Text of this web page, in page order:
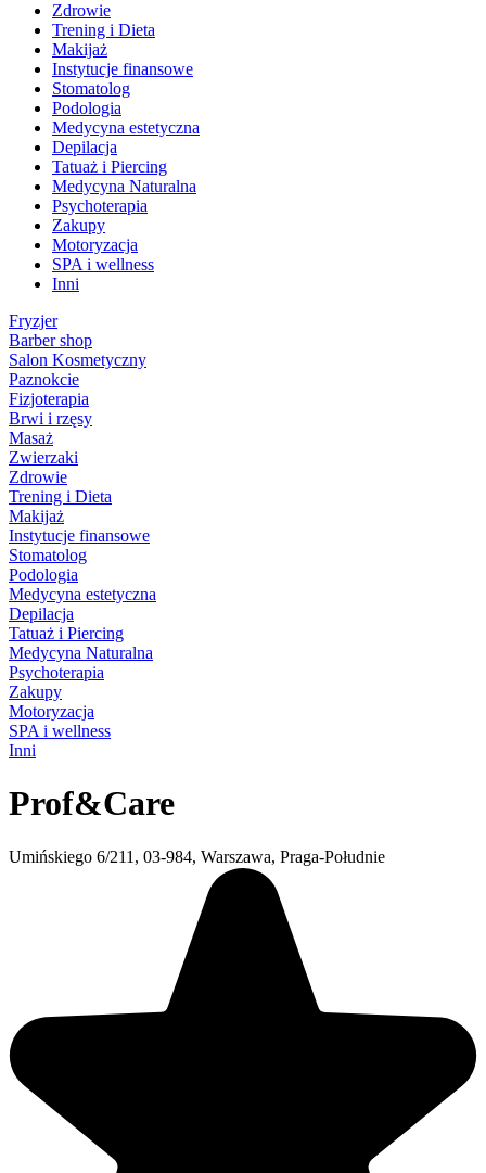
Zdrowie
Trening i Dieta
Makijaż
Instytucje finansowe
Stomatolog
Podologia
Medycyna estetyczna
Depilacja
Tatuaż i Piercing
Medycyna Naturalna
Psychoterapia
Zakupy
Motoryzacja
SPA i wellness
Inni
Fryzjer
Barber shop
Salon Kosmetyczny
Paznokcie
Fizjoterapia
Brwi i rzęsy
Masaż
Zwierzaki
Zdrowie
Trening i Dieta
Makijaż
Instytucje finansowe
Stomatolog
Podologia
Medycyna estetyczna
Depilacja
Tatuaż i Piercing
Medycyna Naturalna
Psychoterapia
Zakupy
Motoryzacja
SPA i wellness
Inni
Prof&Care
Umińskiego 6/211, 03-984, Warszawa, Praga-Południe